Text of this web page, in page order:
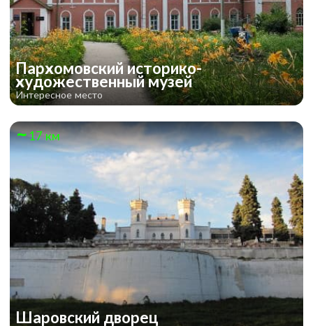
Пархомовский историко-
художественный музей
Интересное место
17 км
Шаровский дворец